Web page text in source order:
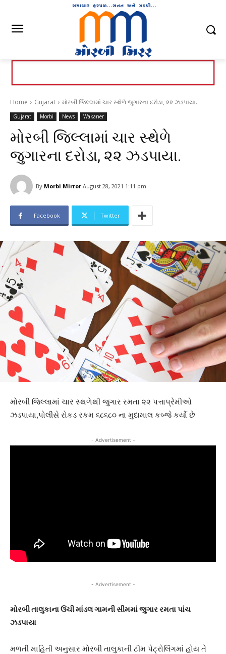
Home Gujarat મોરબી જિલ્લામાં ચાર સ્થેળે જુગારના દરોડા, ૨૨ ઝડપાયા.
Gujarat Morbi News Wakaner
મોરબી જિલ્લામાં ચાર સ્થેળે
જુગારના દરોડા, ૨૨ ઝડપાયા.
By Morbi Mirror August 28, 2021 1:11 pm
Facebook Twitter
મોરબી જિલ્લામાં ચાર સ્થળેથી જુગાર રમતા ૨૨ પત્તાપ્રેમીઓ
ઝડપાયા,પોલીસે રોકડ રકમ ૬૮૬૮૦ ના મુદામાલ કબ્જે કર્યો છે
- Advertisement -
- Advertisement -
મોરબી તાલુકાના ઉંચી માંડલ ગામની સીમમાં જુગાર રમતા પાંચ
ઝડપાયા
મળતી માહિતી અનુસાર મોરબી તાલુકાની ટીમ પેટ્રોલિંગમાં હોય તે